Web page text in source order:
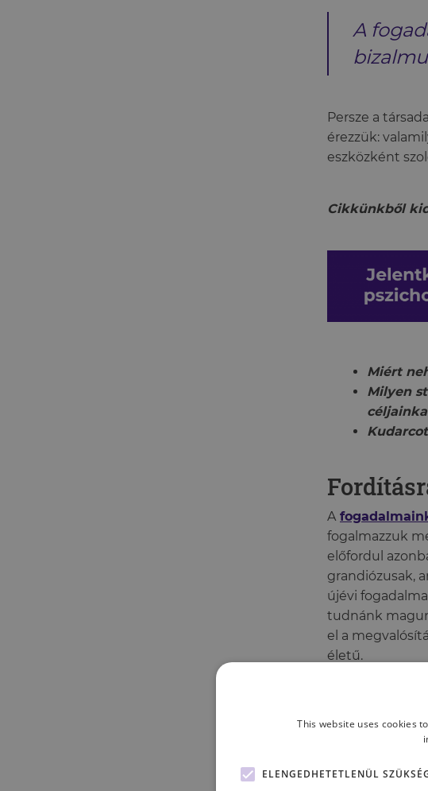
A
Persze a
érezzük:
eszközként
Cikkünkből
Miért
Milyen
A
fogalmazzuk
előfordul
grandiózusak,
újévi
tudnánk
el a
életű.
Nem is csoda,
gondolkodó
mindennapi
része felel,
This website uses cookies
ELENGEDHETETLENÜL